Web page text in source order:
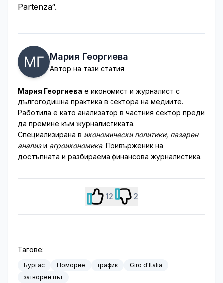
Partenza“.
Мария Георгиева
Автор на тази статия
Мария Георгиева е икономист и журналист с
дългогодишна практика в сектора на медиите.
Работила е като анализатор в частния сектор преди
да премине към журналистиката.
Специализирана в икономически политики, пазарен
анализи агроикономика. Привърженик на
достъпната и разбираема финансова журналистика.
12 2
Тагове:
Бургас Поморие трафик
Giro d'Italia
затворен път